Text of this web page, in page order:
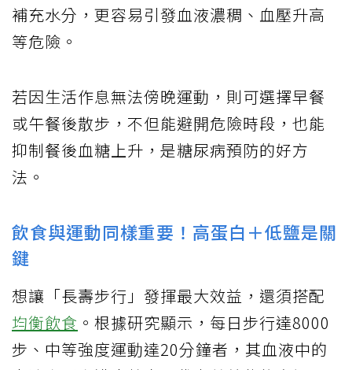
補充水分，更容易引發血液濃稠、血壓升高
等危險。
若因生活作息無法傍晚運動，則可選擇早餐
或午餐後散步，不但能避開危險時段，也能
抑制餐後血糖上升，是糖尿病預防的好方
法。
飲食與運動同樣重要！高蛋白＋低鹽是關
鍵
想讓「長壽步行」發揮最大效益，還須搭配
均衡飲食 。根據研究顯示，每日步行達8000
步、中等強度運動達20分鐘者，其血液中的